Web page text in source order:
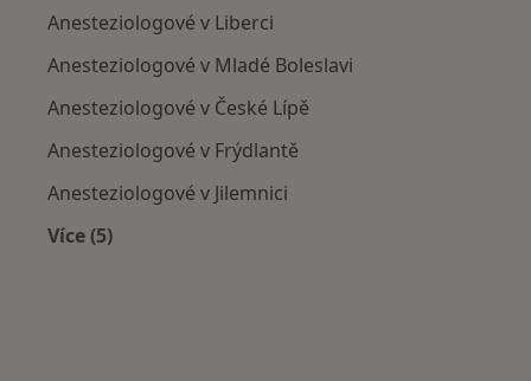
Anesteziologové v Liberci
Anesteziologové v Mladé Boleslavi
Anesteziologové v České Lípě
Anesteziologové v Frýdlantě
Anesteziologové v Jilemnici
Více (5)